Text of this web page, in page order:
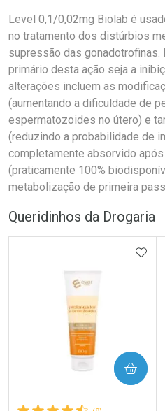
Level 0,1/0,02mg Biolab é
no tratamento dos distúrbios
supressão das gonadotrofinas.
primário desta ação seja a
alterações incluem as
(aumentando a dificuldade de
espermatozoides no útero) e
(reduzindo a probabilidade de
completamente absorvido
(praticamente 100%
metabolização de primeira
Queridinhos da Drogaria
COMPRAR